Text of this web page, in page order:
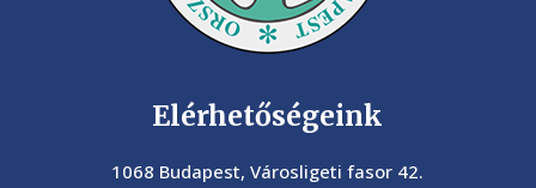
Elérhetőségeink
1068 Budapest, Városligeti fasor 42.